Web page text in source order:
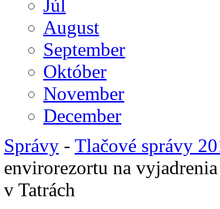
Júl
August
September
Október
November
December
Správy - Tlačové správy
envirorezortu na
v Tatrách